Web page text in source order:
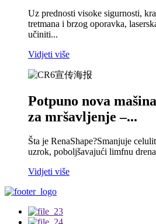
Uz prednosti visoke sigurnosti,
tretmana i brzog oporavka,
učiniti...
Vidjeti više
Potpuno nova
za mršavljenje –...
Šta je RenaShape?Smanjuje
uzrok, poboljšavajući limfnu
Vidjeti više